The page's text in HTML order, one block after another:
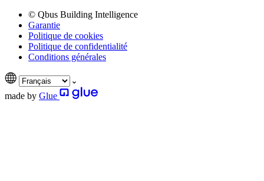
© Qbus Building Intelligence
Garantie
Politique de cookies
Politique de confidentialité
Conditions générales
made by Glue